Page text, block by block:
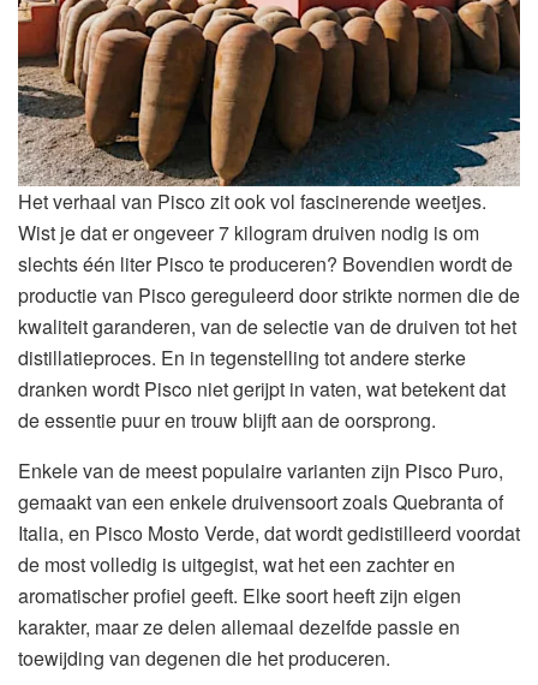
Het verhaal van Pisco zit ook vol fascinerende weetjes.
Wist je dat er ongeveer 7 kilogram druiven nodig is om
slechts één liter Pisco te produceren? Bovendien wordt de
productie van Pisco gereguleerd door strikte normen die de
kwaliteit garanderen, van de selectie van de druiven tot het
distillatieproces. En in tegenstelling tot andere sterke
dranken wordt Pisco niet gerijpt in vaten, wat betekent dat
de essentie puur en trouw blijft aan de oorsprong.
Enkele van de meest populaire varianten zijn Pisco Puro,
gemaakt van een enkele druivensoort zoals Quebranta of
Italia, en Pisco Mosto Verde, dat wordt gedistilleerd voordat
de most volledig is uitgegist, wat het een zachter en
aromatischer profiel geeft. Elke soort heeft zijn eigen
karakter, maar ze delen allemaal dezelfde passie en
toewijding van degenen die het produceren.